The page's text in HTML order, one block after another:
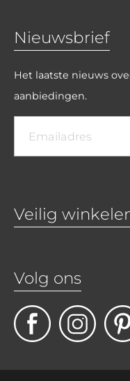
Nieuwsbrief
Het laatste nieuws
aanbiedingen.
Veilig
Volg ons